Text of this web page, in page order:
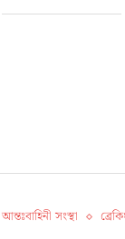
আন্তঃবাহিনী সংস্থা